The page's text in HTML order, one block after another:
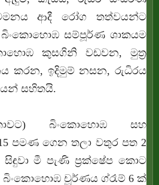
ආදී රෝග තත්වයන්ට
බිංකොහොඹ සම්පූර්ණ ශාකයම
කුසගිනි වඩවන, මුත්‍ර
කරන, ඉදිමුම් නසන, රුධිරය
සහිතයි.
බිංකොහොඹ සහ
පමණ ගෙන තලා වතුර පත 2
සිඳුවා මී පැණි ප්‍රක්ෂේප කොට
බිංකොහොඹ චූර්ණය ග්රෑම් 6 ක්